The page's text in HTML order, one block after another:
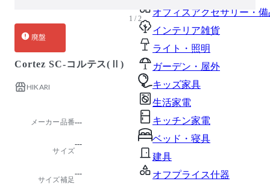
オフィスアクセサリー・備
インテリア雑貨
ライト・照明
ガーデン・屋外
キッズ家具
生活家電
キッチン家電
ベッド・寝具
建具
オフプライス什器
1 / 2
廃盤
Cortez SC-コルテス(Ⅱ)
HIKARI
メーカー品番---
サイズ
---
サイズ補足
---